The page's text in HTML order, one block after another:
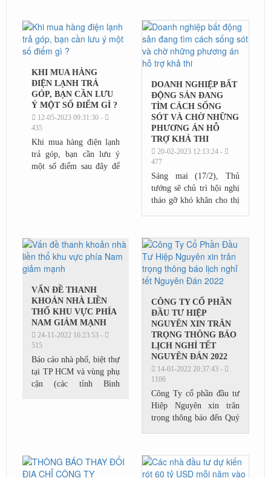
tỏ ra năng động hơn.
KHI MUA HÀNG
ĐIỆN LẠNH TRẢ
GÓP, BẠN CẦN LƯU
Ý MỘT SỐ ĐIỂM GÌ ?
12-05-2023 09:31:30 -
435
Khi mua hàng điện lạnh
trả góp, bạn cần lưu ý
một số điểm sau đây để
DOANH NGHIỆP BẤT
ĐỘNG SẢN ĐANG
TÌM CÁCH SỐNG
SÓT VÀ CHỜ NHỮNG
PHƯƠNG ÁN HỖ
TRỢ KHẢ THI
20-02-2023 12:13:24 -
477
Sáng mai (17/2), Thủ
tướng sẽ chủ trì hội nghị
tháo gỡ khó khăn cho thị
sự tham gia của nhiều
địa...
VẤN ĐỀ THANH
KHOẢN NHÀ LIỀN
THỔ KHU VỰC PHÍA
NAM GIẢM MẠNH
24-11-2022 16:23:53 -
515
Báo cáo nhà phố, biệt thự
tại TP HCM và vùng phụ
cận (các tỉnh Bình
CÔNG TY CỔ PHẦN
ĐẦU TƯ HIỆP
NGUYÊN XIN TRÂN
TRỌNG THÔNG BÁO
LỊCH NGHỈ TẾT
NGUYÊN ĐÁN 2022
14-01-2022 20:37:43 -
1106
Công Ty cổ phần đầu tư
Hiệp Nguyên xin trân
trọng thông báo đến Quý
2022 như sau: